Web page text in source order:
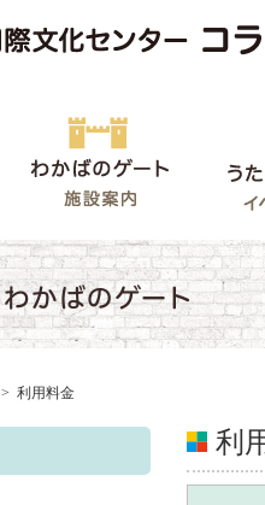
わかばのゲ
> 利用料金
利